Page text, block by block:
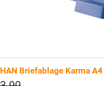
HAN Briefablage Karma